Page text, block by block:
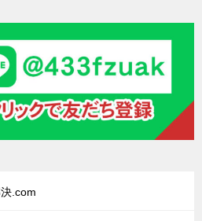
電
機
電
気
工
.com